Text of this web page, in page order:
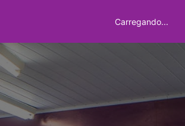
Carregando...